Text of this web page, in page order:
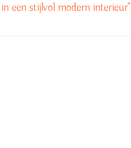
een stijlvol modern interieur"